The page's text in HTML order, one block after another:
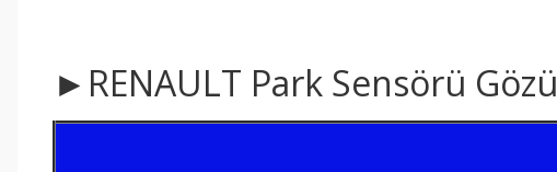
►RENAULT Park Sensörü Gözü